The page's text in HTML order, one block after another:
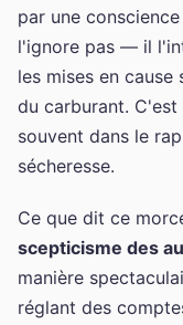
par une
l'ignore pas — il
les mises en cause
du carburant.
souvent dans le
sécheresse.
Ce que dit ce
scepticisme des
manière
réglant des